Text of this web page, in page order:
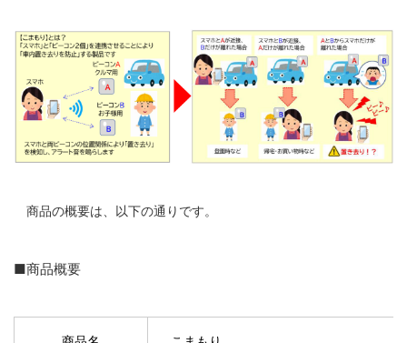
商品の概要は、以下の通りです。
■商品概要